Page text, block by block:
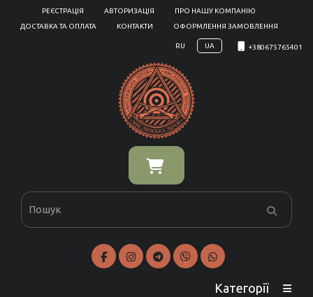
РЕЄСТРАЦІЯ АВТОРИЗАЦІЯ
ПРО НАШУ КОМПАНІЮ
ДОСТАВКА ТА ОПЛАТА
КОНТАКТИ ОФОРМЛЕННЯ ЗАМОВЛЕННЯ
RU UA +380675765401
Категорії